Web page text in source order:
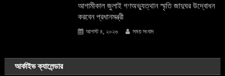
আগামীকাল জুলাই গণঅভ্যুত্থান স্মৃতি জাদুঘর উদ্বোধন
করবেন প্রধানমন্ত্রী
আগস্ট ৪, ২০২৬ সময় সংবাদ
আর্কাইভ ক্যালেন্ডার